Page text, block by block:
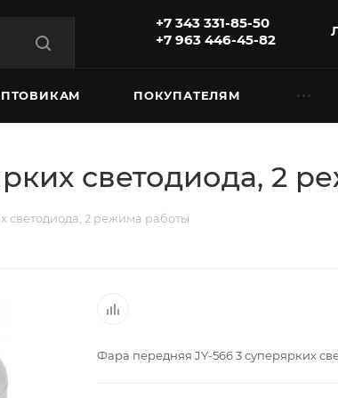
+7 343 331-85-50
+7 963 446-45-82
ПОКУПАТЕЛЯМ
светодиода, 2
светодиода, 2 режима работы
Фара передняя JY-566 3 суперярких